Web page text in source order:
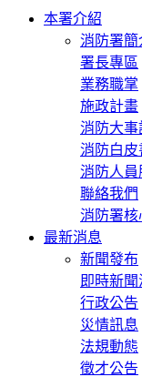
本署介紹
消防署簡
署長專區
業務職掌
施政計畫
消防大事
消防白皮
消防人員
聯絡我們
消防署核
最新消息
新聞發布
即時新
行政公告
災情訊息
法規動態
徵才公告